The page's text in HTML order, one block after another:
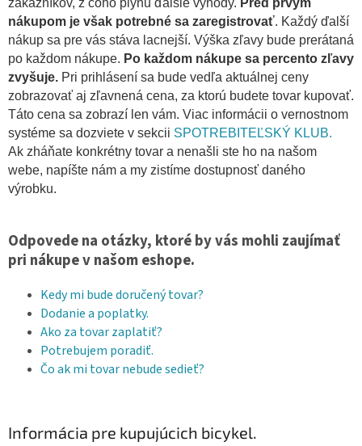
zákazníkov, z čoho plynu ďalšie výhody. Pred prvým
nákupom je však potrebné sa zaregistrovať. Každý ďalší
nákup sa pre vás stáva lacnejší. Výška zľavy bude prerátaná
po každom nákupe. Po každom nákupe sa percento zľavy
zvyšuje. Pri prihlásení sa bude vedľa aktuálnej ceny
zobrazovať aj zľavnená cena, za ktorú budete tovar kupovať.
Táto cena sa zobrazí len vám. Viac informácii o vernostnom
systéme sa dozviete v sekcii SPOTREBITEĽSKÝ KLUB.
Ak zháňate konkrétny tovar a nenašli ste ho na našom
webe, napíšte nám a my zistíme dostupnosť daného
výrobku.
Odpovede na otázky, ktoré by vás mohli zaujímať
pri nákupe v našom eshope.
Kedy mi bude doručený tovar?
Dodanie a poplatky.
Ako za tovar zaplatiť?
Potrebujem poradiť.
Čo ak mi tovar nebude sedieť?
Informácia pre kupujúcich bicykel.